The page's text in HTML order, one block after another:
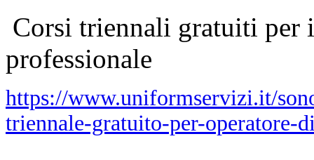
Corsi triennali gratuiti per
professionale
https://www.uniformservizi.it/
triennale-gratuito-per-